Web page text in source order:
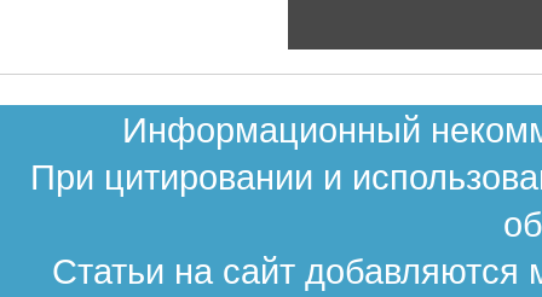
Информационный
При цитировании и
Статьи на сайт